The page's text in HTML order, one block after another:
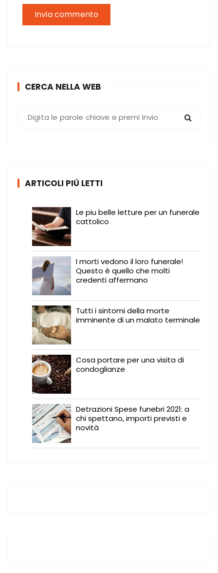
CERCA NELLA WEB
ARTICOLI PIÙ LETTI
Le piu belle letture per un funerale
cattolico
I morti vedono il loro funerale!
Questo è quello che molti
credenti affermano
Tutti i sintomi della morte
imminente di un malato terminale
Cosa portare per una visita di
condoglianze
Detrazioni Spese funebri 2021: a
chi spettano, importi previsti e
novità